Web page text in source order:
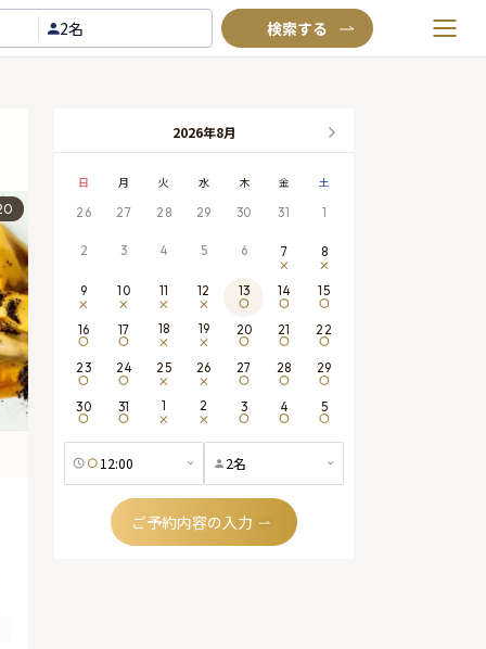
2名
閲覧履歴
Annyお祝い体験について
Annyお祝いアイテムについて
よくあるご質問
お問い合わせ
2026年8月
日 月 火 水 木 金 土
26 27 28 29 30 31 1
2 3 4 5 6 7 8
9 10 11 12 13 14 15
16 17 18 19 20 21 22
23 24 25 26 27 28 29
30 31 1 2 3 4 5
12:00 2名
ご予約内容の入力